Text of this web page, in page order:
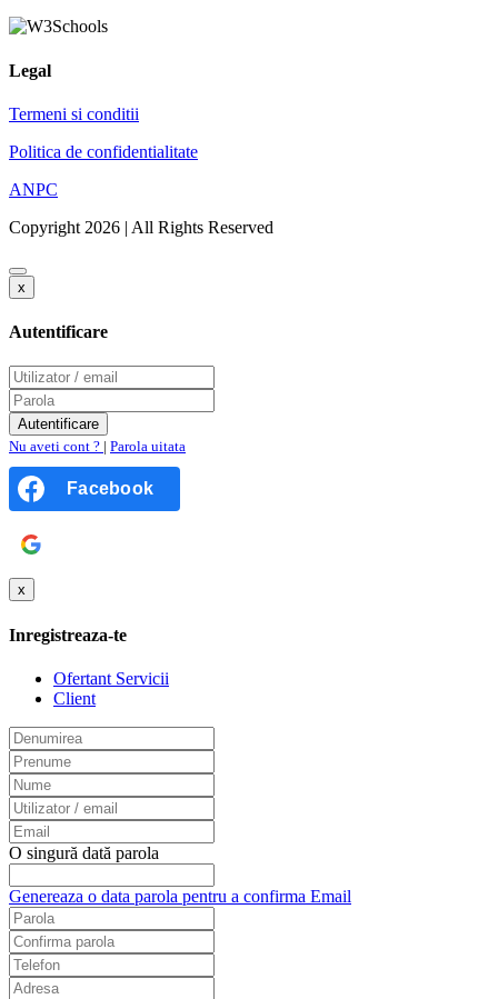
Legal
Termeni si conditii
Politica de confidentialitate
ANPC
Copyright 2026 | All Rights Reserved
x
Autentificare
Nu aveti cont ? | Parola uitata
Facebook
x
Inregistreaza-te
Ofertant Servicii
Client
O singură dată parola
Genereaza o data parola pentru a confirma Email